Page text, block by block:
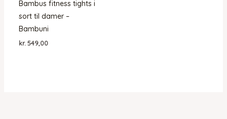
Bambus fitness tights i
sort til damer –
Bambuni
kr. 549,00